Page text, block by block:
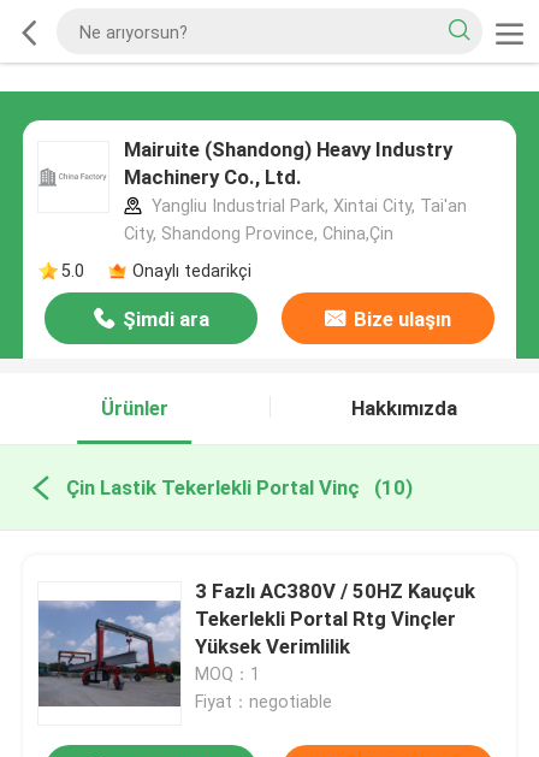
Mairuite (Shandong) Heavy Industry
Machinery Co., Ltd.
Yangliu Industrial Park, Xintai City, Tai'an
City, Shandong Province, China,Çin
5.0
Onaylı tedarikçi
Şimdi ara Bize ulaşın
Ürünler Hakkımızda
Çin Lastik Tekerlekli Portal Vinç (10)
3 Fazlı AC380V / 50HZ Kauçuk
Tekerlekli Portal Rtg Vinçler
Yüksek Verimlilik
MOQ：1
Fiyat：negotiable